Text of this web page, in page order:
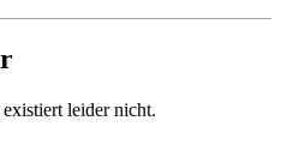
leider nicht.